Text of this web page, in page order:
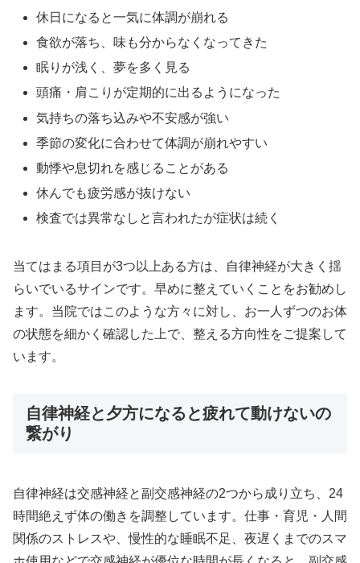
休日になると一気に体調が崩れる
食欲が落ち、味も分からなくなってきた
眠りが浅く、夢を多く見る
頭痛・肩こりが定期的に出るようになった
気持ちの落ち込みや不安感が強い
季節の変化に合わせて体調が崩れやすい
動悸や息切れを感じることがある
休んでも疲労感が抜けない
検査では異常なしと言われたが症状は続く
当てはまる項目が3つ以上ある方は、自律神経が大きく揺
らいでいるサインです。早めに整えていくことをお勧めし
ます。当院ではこのような方々に対し、お一人ずつのお体
の状態を細かく確認した上で、整える方向性をご提案して
います。
自律神経と夕方になると疲れて動けないの
繋がり
自律神経は交感神経と副交感神経の2つから成り立ち、24
時間絶えず体の働きを調整しています。仕事・育児・人間
関係のストレスや、慢性的な睡眠不足、夜遅くまでのスマ